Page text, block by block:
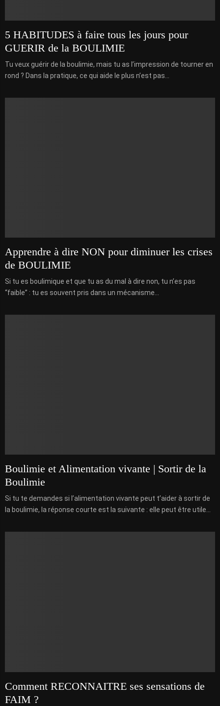
5 HABITUDES à faire tous les jours pour
GUERIR de la BOULIMIE
Tu veux guérir de la boulimie, mais tu as l’impression de tourner en
rond ? Dans la pratique, ce qui aide le plus n’est pas...
Apprendre à dire NON pour diminuer les crises
de BOULIMIE
Si tu es boulimique et que tu as du mal à dire non, tu n’es pas
“faible” : tu es souvent pris dans un mécanisme...
Boulimie et Alimentation vivante | Sortir de la
Boulimie
Si tu te demandes si l’alimentation vivante peut t’aider à sortir de
la boulimie, la réponse courte est la suivante : elle peut être utile...
Comment RECONNAITRE ses sensations de
FAIM ?